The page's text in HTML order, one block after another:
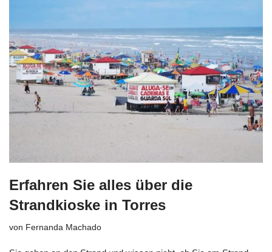
Erfahren Sie alles über die
Strandkioske in Torres
von Fernanda Machado